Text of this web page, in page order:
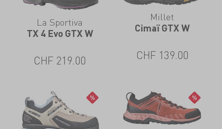
La Sportiva
TX 4 Evo GTX W
CHF 219.00
Millet
Cimaï GTX W
CHF 139.00